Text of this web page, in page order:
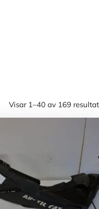
Visar 1–40 av 169 resultat